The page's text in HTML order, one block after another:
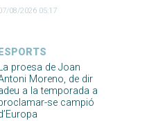
08/2026 05:17
ESPORTS
proesa de Joan
Moreno, de dir
a la temporada a
se campió